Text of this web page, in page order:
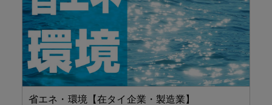
省エネ・環境【在タイ企業・製造業】